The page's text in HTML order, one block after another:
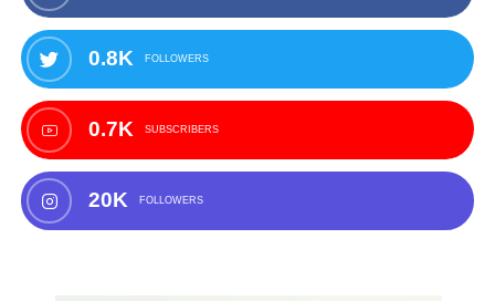
0.8K FOLLOWERS
0.7K SUBSCRIBERS
20K FOLLOWERS